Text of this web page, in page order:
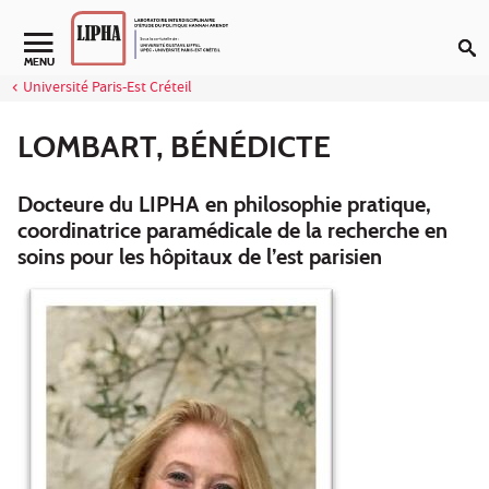
Aller au contenu
Navigation secondaire
MENU
Université Paris-Est Créteil
LOMBART, BÉNÉDICTE
Docteure du LIPHA en philosophie pratique,
coordinatrice paramédicale de la recherche en
soins pour les hôpitaux de l’est parisien